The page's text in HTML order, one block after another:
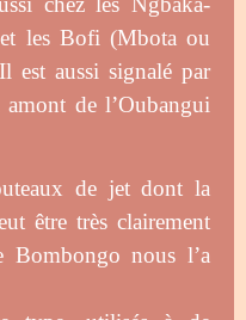
les Bofi (Mbota ou
est aussi signalé par
amont de l’Oubangui
de jet dont la
être très clairement
Bombongo nous l’a